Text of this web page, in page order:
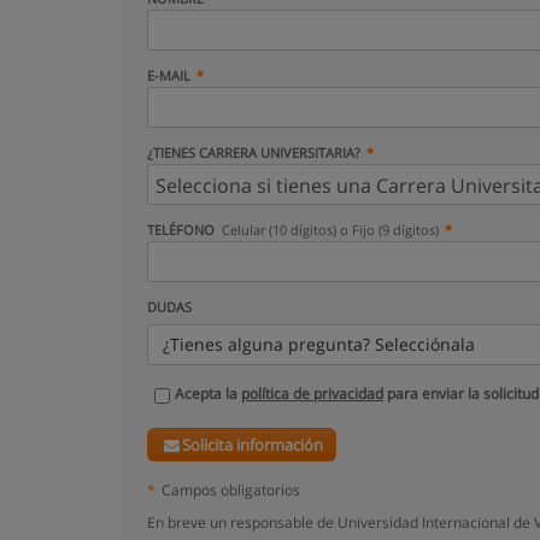
E-MAIL
¿TIENES CARRERA UNIVERSITARIA?
TELÉFONO Celular (10 dígitos) o Fijo (9 dígitos)
DUDAS
¿Tienes alguna pregunta? Selecciónala
Acepta la política de privacidad para enviar la solicitud
Solicita información
* Campos obligatorios
En breve un responsable de Universidad Internacional